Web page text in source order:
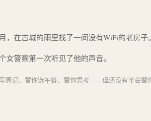
，在古城的雨里找了一间没有WiFi的老房子。
警察第一次听见了他的声音。
周记、替你选午餐、替你思考——但还没有学会替